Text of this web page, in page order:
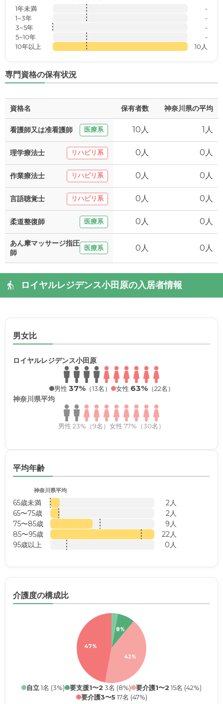
1年未満
-
1~3年
-
3~5年
-
5~10年
-
10年以上
10人
専門資格の保有状況
資格名 保有者数 神奈川県の平均
看護師又は准看護師 医療系 10人 1人
理学療法士 リハビリ系 0人 0人
作業療法士 リハビリ系 0人 0人
言語聴覚士 リハビリ系 0人 0人
柔道整復師 医療系 0人 0人
あん摩マッサージ指圧
師
医療系 0人 0人
ロイヤルレジデンス小田原の入居者情報
男女比
ロイヤルレジデンス小田原
男性 37%（13名） 女性 63%（22名）
神奈川県平均
男性 23%（9名） 女性 77%（30名）
平均年齢
神奈川県平均
65歳未満
2人
65〜75歳
2人
75〜85歳
9人
85〜95歳
22人
95歳以上
0人
介護度の構成比
8%
42%
47%
自立1名 (3%) 要支援1〜2 3名 (8%) 要介護1〜2 15名 (42%)
要介護3〜5 17名 (47%)